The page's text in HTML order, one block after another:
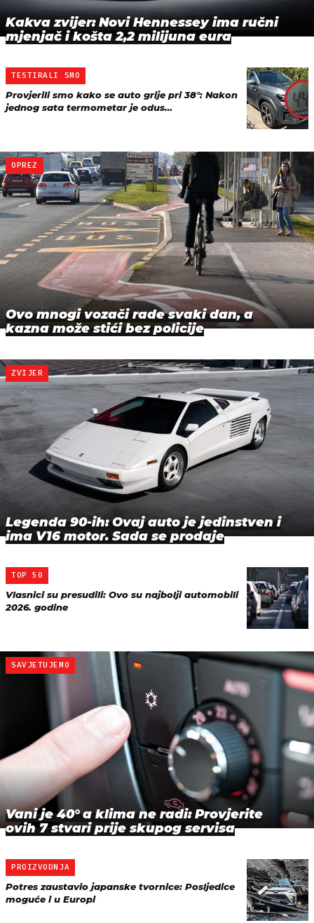
Kakva zvijer: Novi Hennessey ima ručni
mjenjač i košta 2,2 milijuna eura
TESTIRALI SMO
Provjerili smo kako se auto grije pri 38°: Nakon
jednog sata termometar je odus…
OPREZ
Ovo mnogi vozači rade svaki dan, a
kazna može stići bez policije
ZVIJER
Legenda 90-ih: Ovaj auto je jedinstven i
ima V16 motor. Sada se prodaje
TOP 50
Vlasnici su presudili: Ovo su najbolji automobili
2026. godine
SAVJETUJEMO
Vani je 40° a klima ne radi: Provjerite
ovih 7 stvari prije skupog servisa
PROIZVODNJA
Potres zaustavio japanske tvornice: Posljedice
moguće i u Europi